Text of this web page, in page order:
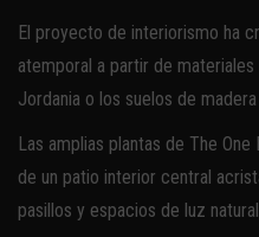
El proyecto de interiorismo ha
atemporal a partir de
Jordania o los suelos de
Las amplias plantas de The
de un patio interior central
pasillos y espacios de luz